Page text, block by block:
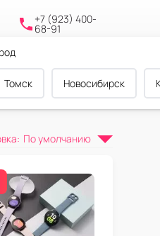
Томск Новосибирск
+7 (923) 400-
68-91
Корзина
: По умолчанию